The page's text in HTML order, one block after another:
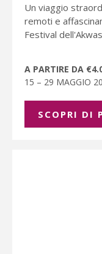
Un viaggio
remoti e
Festival
A PARTIRE DA
15 – 29 MAGGIO
SCOPRI DI